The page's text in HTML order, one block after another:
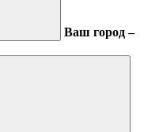
Ваш город –